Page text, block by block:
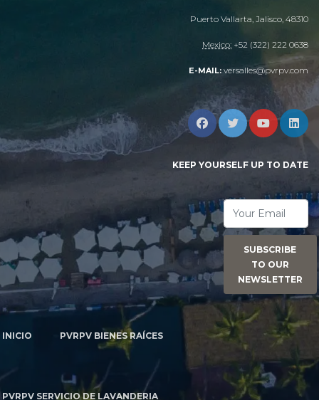
Puerto Vallarta, Jalisco, 48310
Mexico: +52 (322) 222 0638
E-MAIL: versalles@pvrpv.com
KEEP YOURSELF UP TO DATE
SUBSCRIBE
TO OUR
NEWSLETTER
INICIO PVRPV BIENES RAÍCES
PVRPV SERVICIO DE LAVANDERIA